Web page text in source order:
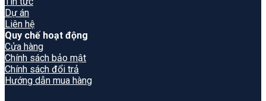
Dự án
Liên hệ
Quy chế hoạt động
Cửa hàng
Chính sách bảo mật
Chính sách đổi trả
Hướng dẫn mua hàng